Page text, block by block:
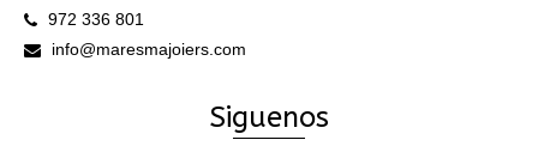
972 336 801
info@maresmajoiers.com
Siguenos